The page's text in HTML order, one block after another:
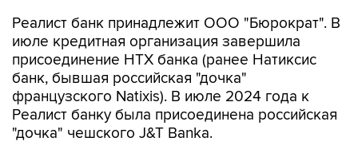
Реалист банк принадлежит ООО "Бюрократ". В
июле кредитная организация завершила
присоединение НТХ банка (ранее Натиксис
банк, бывшая российская "дочка"
французского Natixis). В июле 2024 года к
Реалист банку была присоединена российская
"дочка" чешского J&T Banka.